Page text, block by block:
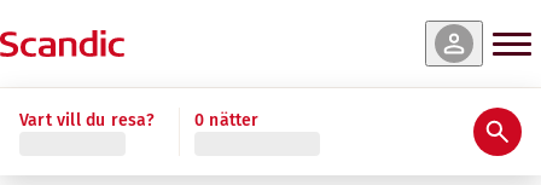
Vart vill du resa? 0 nätter